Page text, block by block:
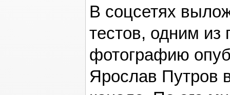
В соцсетях
тестов, одним из
фотографию
Ярослав Путров